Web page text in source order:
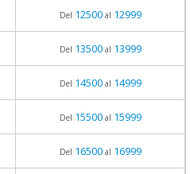
Del 12500al 12999
Del 13500al 13999
Del 14500al 14999
Del 15500al 15999
Del 16500al 16999